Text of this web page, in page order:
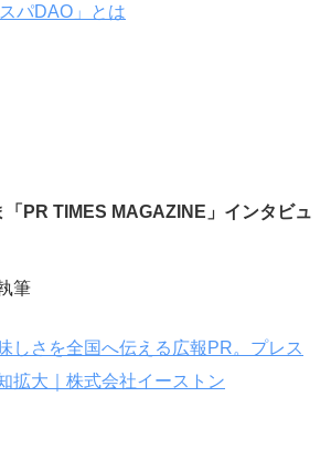
パDAO」とは
「PR TIMES MAGAZINE」インタビュ
筆
しさを全国へ伝える広報PR。プレス
拡大｜株式会社イーストン